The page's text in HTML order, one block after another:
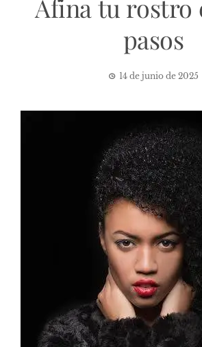
Afina tu rostro
pasos
14 de junio de 2025